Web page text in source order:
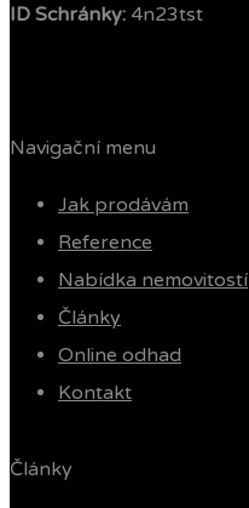
ID Schránky: 4n23tst
Navigační menu
Jak prodávám
Reference
Nabídka nemovitostí
Články
Online odhad
Kontakt
Články